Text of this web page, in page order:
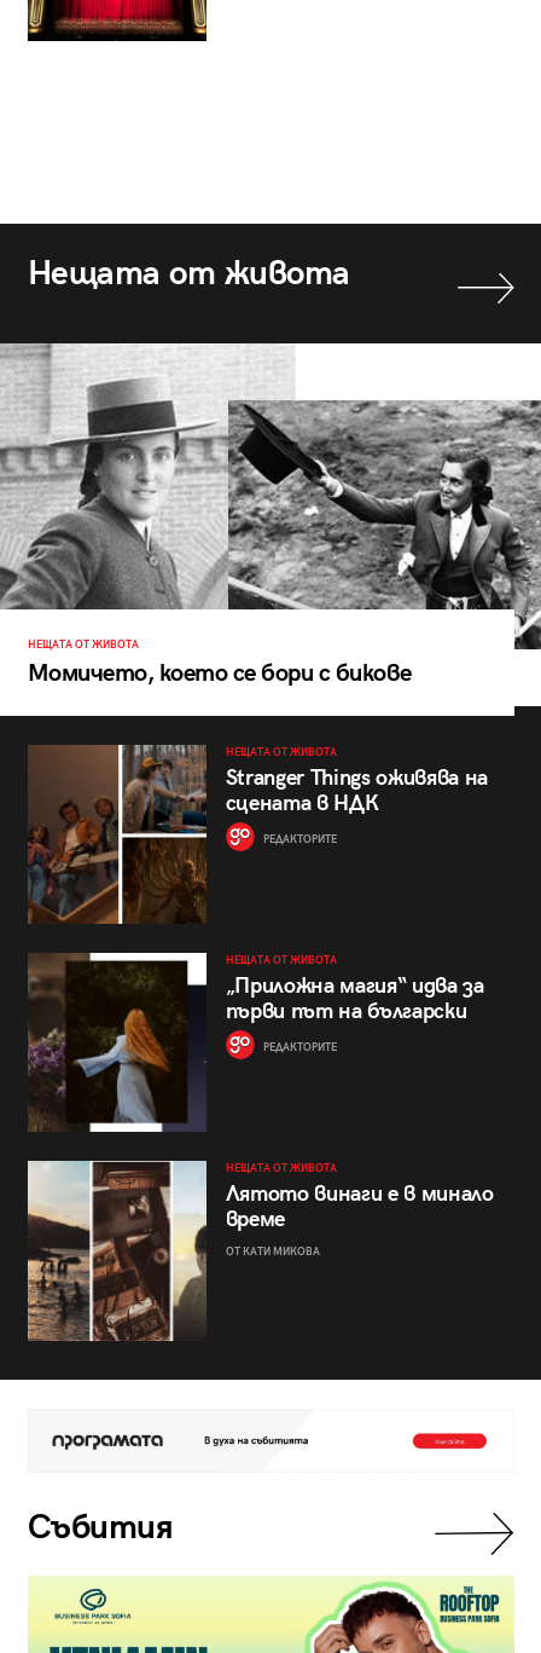
Нещата от живота
НЕЩАТА ОТ ЖИВОТА
Момичето, което се бори с бикове
НЕЩАТА ОТ ЖИВОТА
Stranger Things оживява на
сцената в НДК
РЕДАКТОРИТЕ
НЕЩАТА ОТ ЖИВОТА
„Приложна магия“ идва за
първи път на български
РЕДАКТОРИТЕ
НЕЩАТА ОТ ЖИВОТА
Лятото винаги е в минало
време
ОТ КАТИ МИКОВА
Събития